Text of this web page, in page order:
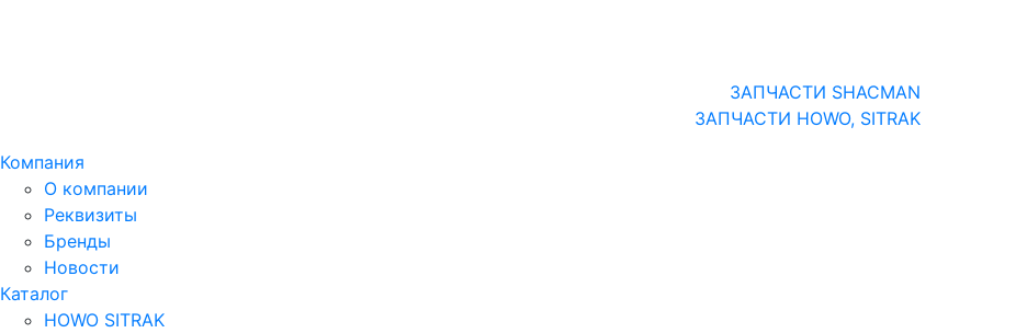
ЗАПЧАСТИ SHACMAN
ЗАПЧАСТИ HOWO, SITRAK
Компания
О компании
Реквизиты
Бренды
Новости
Каталог
HOWO SITRAK